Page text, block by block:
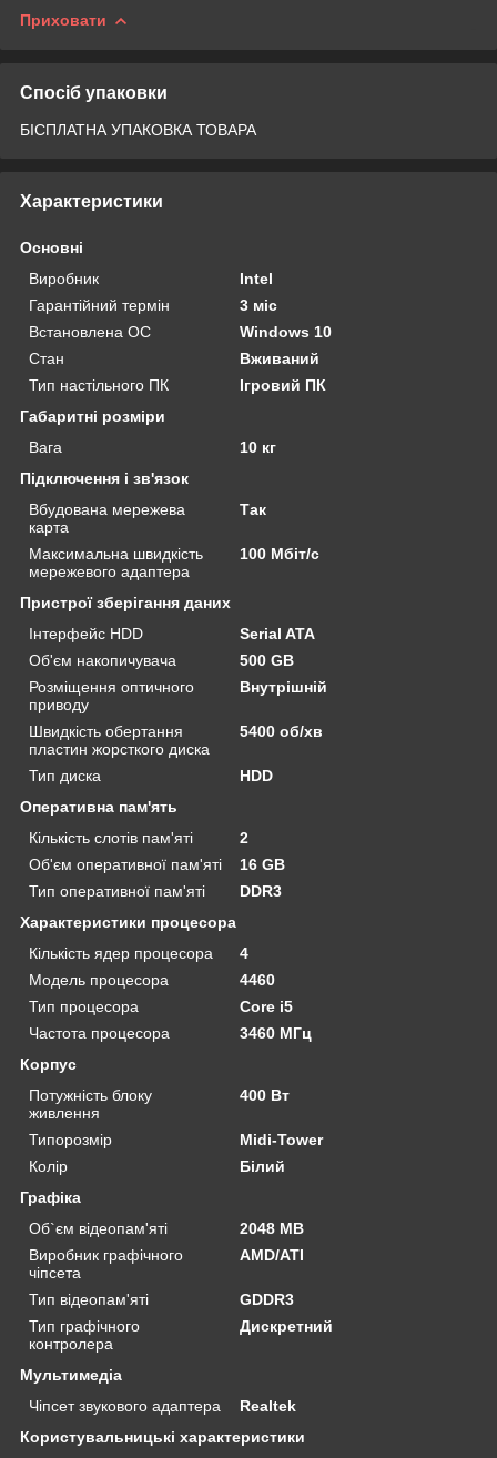
Приховати
Спосіб упаковки
БІСПЛАТНА УПАКОВКА ТОВАРА
Характеристики
Основні
Виробник
Intel
Гарантійний термін
3 міс
Встановлена ОС
Windows 10
Стан
Вживаний
Тип настільного ПК
Ігровий ПК
Габаритні розміри
Вага
10 кг
Підключення і зв'язок
Вбудована мережева
карта
Так
Максимальна швидкість
мережевого адаптера
100 Мбіт/с
Пристрої зберігання даних
Інтерфейс HDD
Serial ATA
Об'єм накопичувача
500 GB
Розміщення оптичного
приводу
Внутрішній
Швидкість обертання
пластин жорсткого диска
5400 об/хв
Тип диска
HDD
Оперативна пам'ять
Кількість слотів пам'яті
2
Об'єм оперативної пам'яті
16 GB
Тип оперативної пам'яті
DDR3
Характеристики процесора
Кількість ядер процесора
4
Модель процесора
4460
Тип процесора
Core i5
Частота процесора
3460 МГц
Корпус
Потужність блоку
живлення
400 Вт
Типорозмір
Midi-Tower
Колір
Білий
Графіка
Об`єм відеопам'яті
2048 MB
Виробник графічного
чіпсета
AMD/ATI
Тип відеопам'яті
GDDR3
Тип графічного
контролера
Дискретний
Мультимедіа
Чіпсет звукового адаптера
Realtek
Користувальницькі характеристики